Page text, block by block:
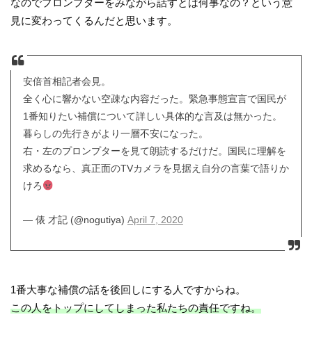
なのでプロンプターをみながら話すとは何事なの？という意
見に変わってくるんだと思います。
安倍首相記者会見。
全く心に響かない空疎な内容だった。緊急事態宣言で国民が
1番知りたい補償について詳しい具体的な言及は無かった。
暮らしの先行きがより一層不安になった。
右・左のプロンプターを見て朗読するだけだ。国民に理解を
求めるなら、真正面のTVカメラを見据え自分の言葉で語りか
けろ
— 俵 才記 (@nogutiya) April 7, 2020
1番大事な補償の話を後回しにする人ですからね。
この人をトップにしてしまった私たちの責任ですね。